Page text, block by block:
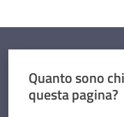
Quanto sono
questa pagina?